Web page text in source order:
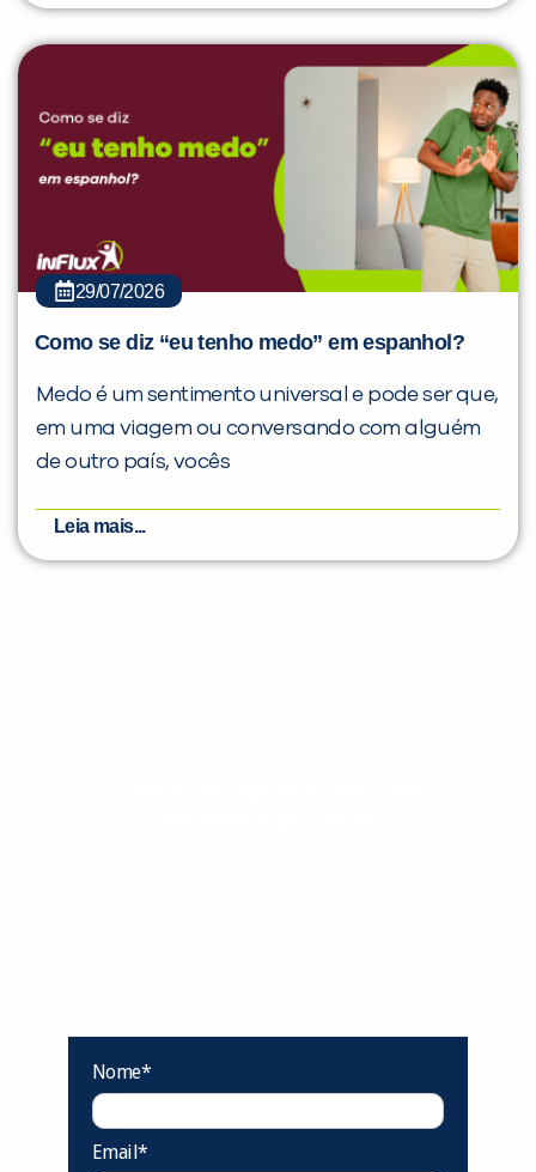
29/07/2026
Como se diz “eu tenho medo” em espanhol?
Medo é um sentimento universal e pode ser que,
em uma viagem ou conversando com alguém
de outro país, vocês
Leia mais...
Nome*
Email*